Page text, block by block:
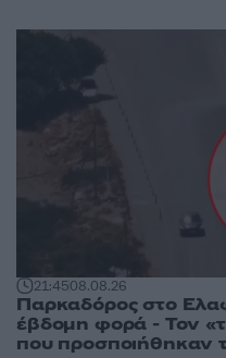
21:4508.08.26
Παρκαδόρος στο
έβδομη φορά - Τον
που προσποιήθηκαν